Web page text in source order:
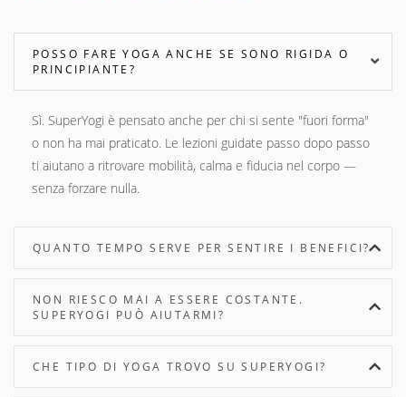
POSSO FARE YOGA ANCHE SE SONO RIGIDA O
PRINCIPIANTE?
Sì. SuperYogi è pensato anche per chi si sente "fuori forma"
o non ha mai praticato. Le lezioni guidate passo dopo passo
ti aiutano a ritrovare mobilità, calma e fiducia nel corpo —
senza forzare nulla.
QUANTO TEMPO SERVE PER SENTIRE I BENEFICI?
NON RIESCO MAI A ESSERE COSTANTE.
SUPERYOGI PUÒ AIUTARMI?
CHE TIPO DI YOGA TROVO SU SUPERYOGI?